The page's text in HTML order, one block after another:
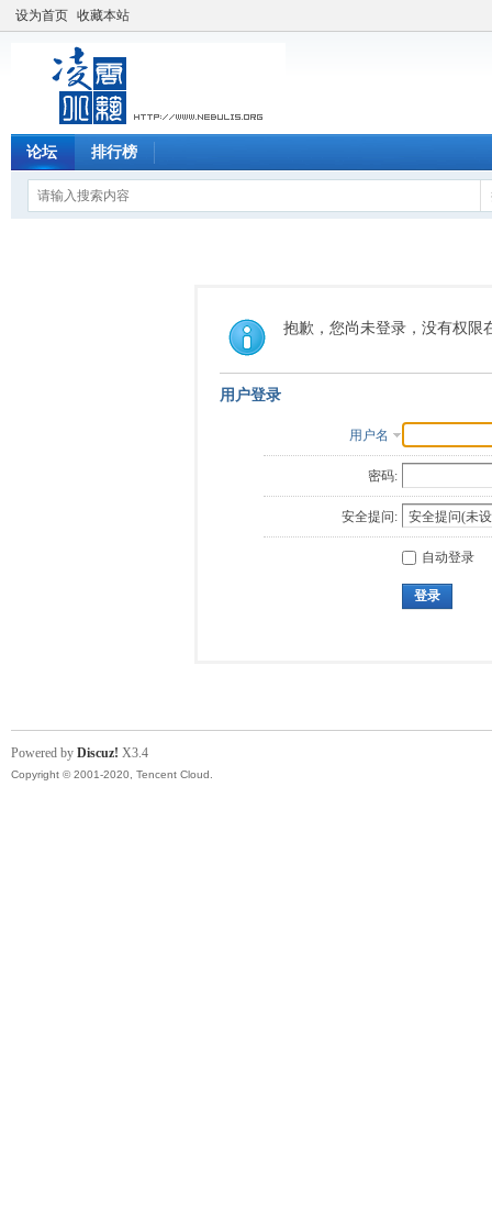
设为首页 收藏本站
论坛 排行榜
抱歉，您尚未登录，没有权限
用户登录
用户名
密码:
安全提问:
自动登录
登录
Powered by Discuz! X3.4
Copyright © 2001-2020, Tencent Cloud.